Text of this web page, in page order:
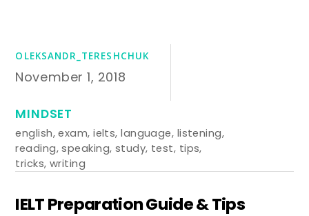
OLEKSANDR_TERESHCHUK
November 1, 2018
MINDSET
english,exam,ielts,language, listening,
reading,speaking, study, test, tips,
tricks, writing
IELT Preparation Guide & Tips